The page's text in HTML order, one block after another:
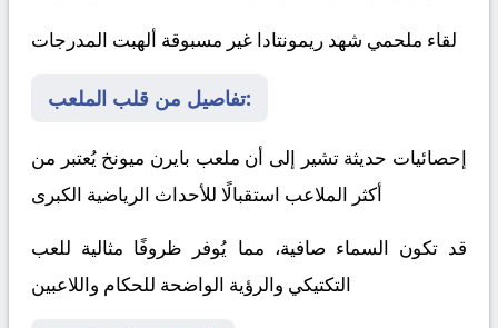
لقاء ملحمي شهد ريمونتادا غير مسبوقة ألهبت المدرجات
تفاصيل من قلب الملعب:
إحصائيات حديثة تشير إلى أن ملعب بايرن ميونخ يُعتبر من
أكثر الملاعب استقبالًا للأحداث الرياضية الكبرى
قد تكون السماء صافية، مما يُوفر ظروفًا مثالية للعب
التكتيكي والرؤية الواضحة للحكام واللاعبين